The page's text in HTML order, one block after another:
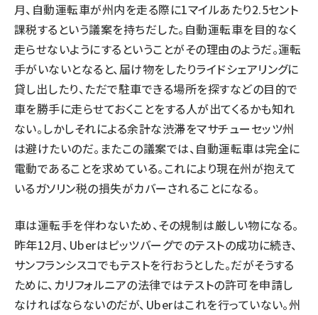
月、自動運転車が州内を走る際に1マイルあたり2.5セント
課税するという議案を持ちだした。自動運転車を目的なく
走らせないようにするということがその理由のようだ。運転
手がいないとなると、届け物をしたりライドシェアリングに
貸し出したり、ただで駐車できる場所を探すなどの目的で
車を勝手に走らせておくことをする人が出てくるかも知れ
ない。しかしそれによる余計な渋滞をマサチューセッツ州
は避けたいのだ。またこの議案では、自動運転車は完全に
電動であることを求めている。これにより現在州が抱えて
いるガソリン税の損失がカバーされることになる。
車は運転手を伴わないため、その規制は厳しい物になる。
昨年12月、Uberはピッツバーグでのテストの成功に続き、
サンフランシスコでもテストを行おうとした。だがそうする
ために、カリフォルニアの法律ではテストの許可を申請し
なければならないのだが、Uberはこれを行っていない。州